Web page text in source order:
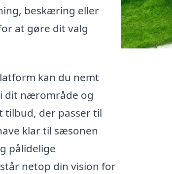
beskæring eller
at gøre dit valg
kan du nemt
dit nærområde og
tilbud, der passer til
klar til sæsonen
pålidelige
netop din vision for